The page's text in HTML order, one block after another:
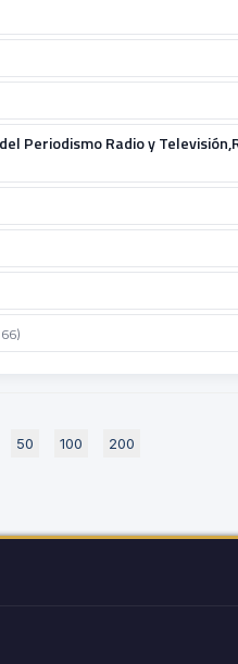
Periodismo Radio y
50 100 200